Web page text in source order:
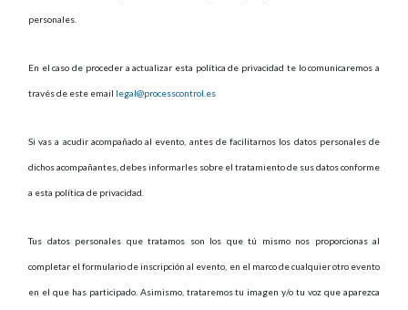
personales.
En el caso de proceder a actualizar esta política de privacidad te lo comunicaremos a
través de este email legal@processcontrol.es
Si vas a acudir acompañado al evento, antes de facilitarnos los datos personales de
dichos acompañantes, debes informarles sobre el tratamiento de sus datos conforme
a esta política de privacidad.
Tus datos personales que tratamos son los que tú mismo nos proporcionas al
completar el formulario de inscripción al evento, en el marco de cualquier otro evento
en el que has participado. Asimismo, trataremos tu imagen y/o tu voz que aparezca